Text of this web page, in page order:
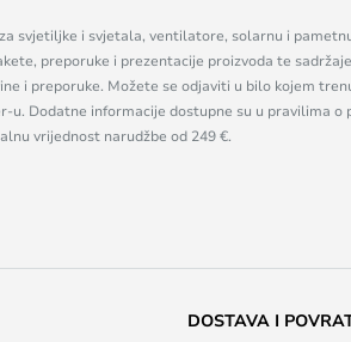
svjetiljke i svjetala, ventilatore, solarnu i
preporuke i prezentacije proizvoda te
i preporuke. Možete se odjaviti u bilo kojem
u. Dodatne informacije dostupne su u pravilima o
vrijednost narudžbe od 249 €.
DOSTAVA I